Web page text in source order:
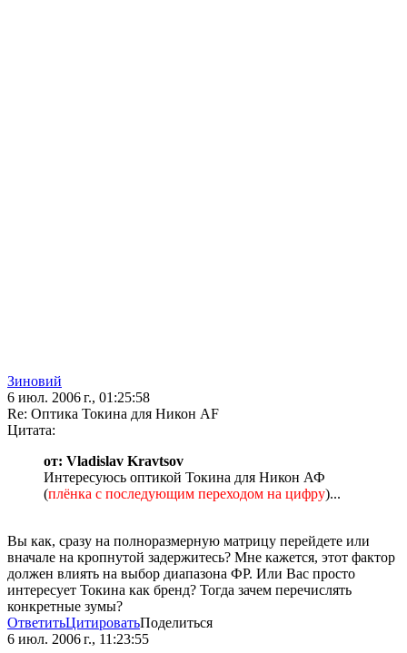
Зиновий
6 июл. 2006 г., 01:25:58
Re: Оптика Токина для Никон AF
Цитата:
от: Vladislav Kravtsov
Интересуюсь оптикой Токина для Никон АФ
(плёнка с последующим переходом на цифру)...
Вы как, сразу на полноразмерную матрицу перейдете или
вначале на кропнутой задержитесь? Мне кажется, этот фактор
должен влиять на выбор диапазона ФР. Или Вас просто
интересует Токина как бренд? Тогда зачем перечислять
конкретные зумы?
ОтветитьЦитироватьПоделиться
6 июл. 2006 г., 11:23:55